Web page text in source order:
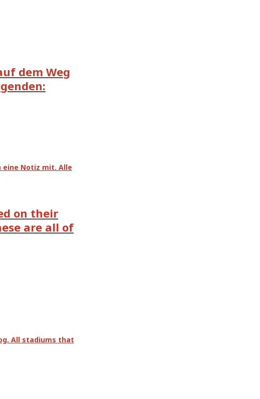
dem Weg
eine Notiz mit. Alle
on their
are all of
All stadiums that